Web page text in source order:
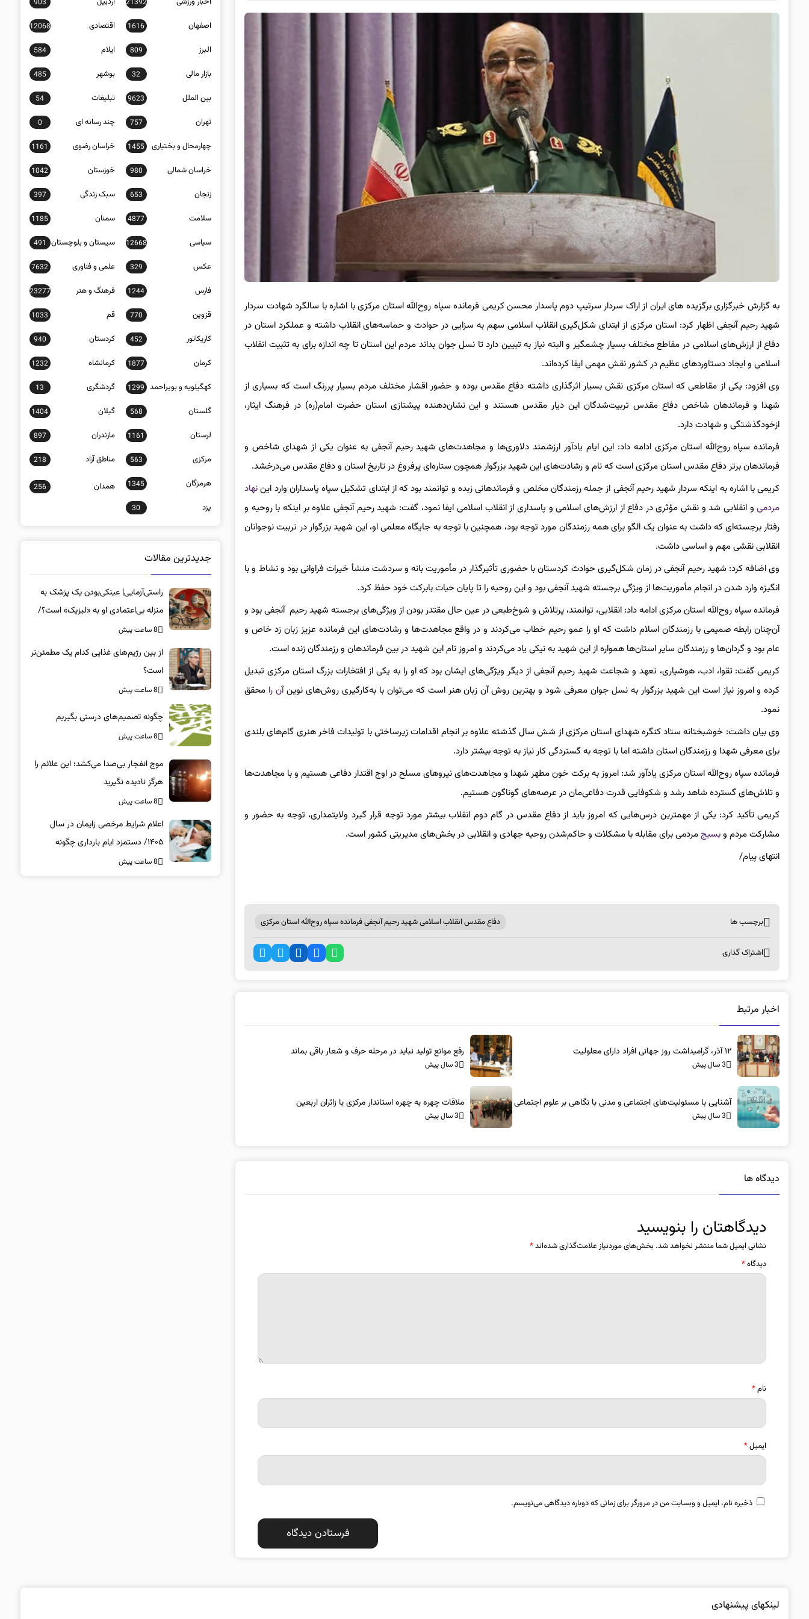
به گزارش خبرگزاری برگزیده های ایران از اراک سردار سرتیپ دوم پاسدار محسن کریمی فرمانده سپاه روح‌الله استان مرکزی با اشاره با سالگرد شهادت سردار
شهید رحیم آنجفی اظهار کرد: استان مرکزی از ابتدای شکل‌گیری انقلاب اسلامی سهم به سزایی در حوادث و حماسه‌های انقلاب داشته و عملکرد استان در
دفاع از ارزش‌های اسلامی در مقاطع مختلف بسیار چشمگیر و البته نیاز به تبیین دارد تا نسل جوان بداند مردم این استان تا چه اندازه برای به تثبیت انقلاب
اسلامی و ایجاد دستاوردهای عظیم در کشور نقش مهمی ایفا کرده‌اند.
وی افزود: یکی از مقاطعی که استان مرکزی نقش بسیار اثرگذاری داشته دفاع مقدس بوده و حضور اقشار مختلف مردم بسیار پررنگ است که بسیاری از
شهدا و فرماندهان شاخص دفاع مقدس تربیت‌شدگان این دیار مقدس هستند و این نشان‌دهنده پیشتازی استان حضرت امام(ره) در فرهنگ ایثار،
ازخودگذشتگی و شهادت دارد.
فرمانده سپاه روح‌الله استان مرکزی ادامه داد: این ایام یادآور ارزشمند دلاوری‌ها و مجاهدت‌های شهید رحیم آنجفی به عنوان یکی از شهدای شاخص و
فرماندهان برتر دفاع مقدس استان مرکزی است که نام و رشادت‌های این شهید بزرگوار همچون ستاره‌ای پرفروغ در تاریخ استان و دفاع مقدس می‌درخشد.
کریمی با اشاره به اینکه سردار شهید رحیم آنجفی از جمله رزمندگان مخلص و فرماندهانی زبده و توانمند بود که از ابتدای تشکیل سپاه پاسداران وارد ایننهاد
مردمیو انقلابی شد و نقش مؤثری در دفاع از ارزش‌های اسلامی و پاسداری از انقلاب اسلامی ایفا نمود، گفت: شهید رحیم آنجفی علاوه بر اینکه با روحیه و
رفتار برجسته‌ای که داشت به عنوان یک الگو برای همه رزمندگان مورد توجه بود، همچنین با توجه به جایگاه معلمی او، این شهید بزرگوار در تربیت نوجوانان
انقلابی نقشی مهم و اساسی داشت.
وی اضافه کرد: شهید رحیم آنجفی در زمان شکل‌گیری حوادث کردستان با حضوری تأثیرگذار در مأموریت بانه و سردشت منشأ خیرات فراوانی بود و نشاط و با
انگیزه وارد شدن در انجام مأموریت‌ها از ویژگی برجسته شهید آنجفی بود و این روحیه را تا پایان حیات بابرکت خود حفظ کرد.
فرمانده سپاه روح‌الله استان مرکزی ادامه داد: انقلابی، توانمند، پرتلاش و شوخ‌طبعی در عین حال مقتدر بودن از ویژگی‌های برجسته شهید رحیم آنجفی بود و
آن‌چنان رابطه صمیمی با رزمندگان اسلام داشت که او را عمو رحیم خطاب می‌کردند و در واقع مجاهدت‌ها و رشادت‌های این فرمانده عزیز زبان زد خاص و
عام بود و گردان‌ها و رزمندگان سایر استان‌ها همواره از این شهید به نیکی یاد می‌کردند و امروز نام این شهید در بین فرماندهان و رزمندگان زنده است.
کریمی گفت: تقوا، ادب، هوشیاری، تعهد و شجاعت شهید رحیم آنجفی از دیگر ویژگی‌های ایشان بود که او را به یکی از افتخارات بزرگ استان مرکزی تبدیل
کرده و امروز نیاز است این شهید بزرگوار به نسل جوان معرفی شود و بهترین روش آن زبان هنر است که می‌توان با به‌کارگیری روش‌های نوینآن را محقق
نمود.
وی بیان داشت: خوشبختانه ستاد کنگره شهدای استان مرکزی از شش سال گذشته علاوه بر انجام اقدامات زیرساختی با تولیدات فاخر هنری گام‌های بلندی
برای معرفی شهدا و رزمندگان استان داشته اما با توجه به گستردگی کار نیاز به توجه بیشتر دارد.
فرمانده سپاه روح‌الله استان مرکزی یادآور شد: امروز به برکت خون مطهر شهدا و مجاهدت‌های نیروهای مسلح در اوج اقتدار دفاعی هستیم و با مجاهدت‌ها
و تلاش‌های گسترده شاهد رشد و شکوفایی قدرت دفاعی‌مان در عرصه‌های گوناگون هستیم.
کریمی تأکید کرد: یکی از مهمترین درس‌هایی که امروز باید از دفاع مقدس در گام دوم انقلاب بیشتر مورد توجه قرار گیرد ولایتمداری، توجه به حضور و
مشارکت مردم وبسیجمردمی برای مقابله با مشکلات و حاکم‌شدن روحیه جهادی و انقلابی در بخش‌های مدیریتی کشور است.
انتهای پیام/
برچسب ها دفاع مقدس انقلاب اسلامی شهید رحیم آنجفی فرمانده سپاه روح‌الله استان مرکزی
اشتراک گذاری
اخبار مرتبط
۱۲ آذر، گرامیداشت روز جهانی افراد دارای معلولیت
3 سال پیش
رفع موانع تولید نباید در مرحله حرف و شعار باقی بماند
3 سال پیش
آشنایی با مسئولیت‌های اجتماعی و مدنی با نگاهی بر علوم اجتماعی
3 سال پیش
ملاقات چهره به چهره استاندار مرکزی با زائران اربعین
3 سال پیش
دیدگاه ها
دیدگاهتان را بنویسید
نشانی ایمیل شما منتشر نخواهد شد. بخش‌های موردنیاز علامت‌گذاری شده‌اند*
دیدگاه*
نام*
ایمیل*
ذخیره نام، ایمیل و وبسایت من در مرورگر برای زمانی که دوباره دیدگاهی می‌نویسم.
21392
903
اصفهان 1616 اقتصادی 12068
البرز 809 ایلام 584
بازار مالی 32 بوشهر 485
بین الملل 9623 تبلیغات 54
تهران 757 چند رسانه ای 0
چهارمحال و بختیاری 1455 خراسان رضوی 1161
خراسان شمالی 980 خوزستان 1042
زنجان 653 سبک زندگی 397
سلامت 4877 سمنان 1185
سیاسی 12668 سیستان و بلوچستان 491
عکس 329 علمی و فناوری 7632
فارس 1244 فرهنگ و هنر 23277
قزوین 770 قم 1033
کاریکاتور 452 کردستان 940
کرمان 1877 کرمانشاه 1232
کهگیلویه و بویراحمد 1299 گردشگری 13
گلستان 568 گیلان 1404
لرستان 1161 مازندران 897
مرکزی 563 مناطق آزاد 218
هرمزگان 1345 همدان 256
یزد 30
جدیدترین مقالات
راستی‌آزمایی| عینکی‌بودن یک پزشک به
منزله بی‌اعتمادی او به «لیزیک» است؟/
جراحان، چشم فرزندان خود را لیزیک
می‌کنند؟
8 ساعت پیش
از بین رژیم‌های غذایی کدام یک مطمئن‌تر
است؟‌
8 ساعت پیش
چگونه تصمیم‌های درستی بگیریم
8 ساعت پیش
موج انفجار بی‌صدا می‌کشد؛ این علائم را
هرگز نادیده نگیرید
8 ساعت پیش
اعلام شرایط مرخصی زایمان در سال
۱۴۰۵/ دستمزد ایام بارداری چگونه
پرداخت می‌شود؟
8 ساعت پیش
لینکهای پیشنهادی